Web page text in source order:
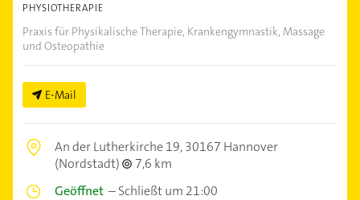
PHYSIOTHERAPIE
Praxis für Physikalische Therapie, Krankengymnastik, Massage
und Osteopathie
E-Mail
An der Lutherkirche 19,30167 Hannover
(Nordstadt)
7,6 km
Geöffnet –Schließt um 21:00